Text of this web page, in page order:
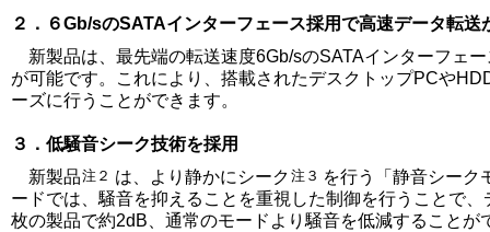
２．６Gb/sのSATAインターフェース採用で高速データ転送
新製品は、最先端の転送速度6Gb/sのSATAインターフェ
が可能です。これにより、搭載されたデスクトップPCや
ーズに行うことができます。
３．低騒音シーク技術を採用
新製品注２ は、より静かにシーク 注３ を行う「静音シーク
ードでは、騒音を抑えることを重視した制御を行うことで
枚の製品で約2dB、通常のモードより騒音を低減することが